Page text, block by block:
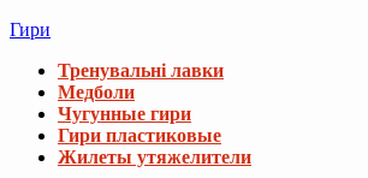
Гири
Тренувальні лавки
Медболи
Чугунные гири
Гири пластиковые
Жилеты утяжелители